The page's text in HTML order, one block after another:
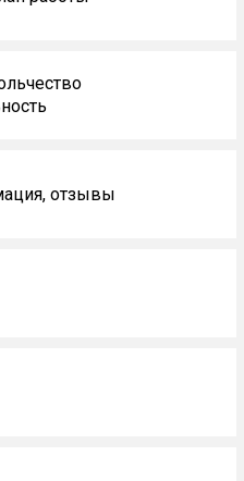
отзывы